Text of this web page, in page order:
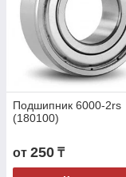
Подшипник 6000-2rs
(180100)
от 250 ₸